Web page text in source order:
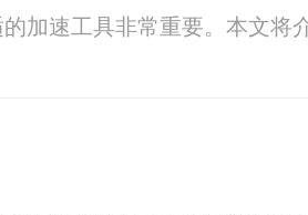
加速工具非常重要。本文将